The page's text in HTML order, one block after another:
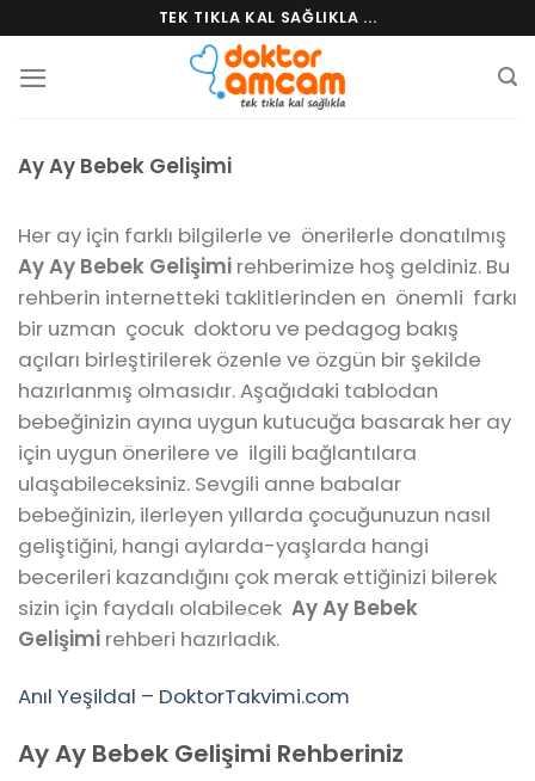
content
TEK TIKLA KAL SAĞLIKLA ...
Ay Ay Bebek Gelişimi
Her ay için farklı bilgilerle ve önerilerle donatılmış
Ay Ay Bebek Gelişimi rehberimize hoş geldiniz. Bu
rehberin internetteki taklitlerinden en önemli farkı
bir uzman çocuk doktoru ve pedagog bakış
açıları birleştirilerek özenle ve özgün bir şekilde
hazırlanmış olmasıdır. Aşağıdaki tablodan
bebeğinizin ayına uygun kutucuğa basarak her ay
için uygun önerilere ve ilgili bağlantılara
ulaşabileceksiniz. Sevgili anne babalar
bebeğinizin, ilerleyen yıllarda çocuğunuzun nasıl
geliştiğini, hangi aylarda-yaşlarda hangi
becerileri kazandığını çok merak ettiğinizi bilerek
sizin için faydalı olabilecek Ay Ay Bebek
Gelişimi rehberi hazırladık.
Anıl Yeşildal – DoktorTakvimi.com
Ay Ay Bebek Gelişimi Rehberiniz